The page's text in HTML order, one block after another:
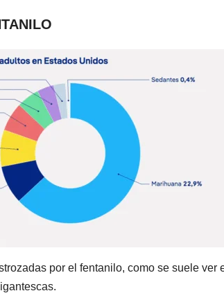
por el fentanilo, como se suele